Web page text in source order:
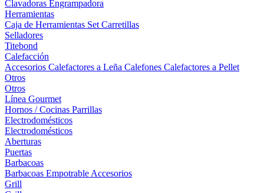
Clavadoras Engrampadora
Herramientas
Caja de Herramientas Set Carretillas
Selladores
Titebond
Calefacción
Accesorios Calefactores a Leña Calefones Calefactores a Pellet
Otros
Otros
Línea Gourmet
Hornos / Cocinas Parrillas
Electrodomésticos
Electrodomésticos
Aberturas
Puertas
Barbacoas
Barbacoas Empotrable Accesorios
Grill